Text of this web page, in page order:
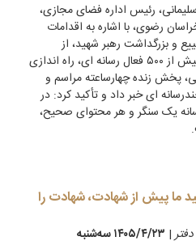
رئیس اداره فضای مجازی،
رضوی، با اشاره به اقدامات
و بزرگداشت رهبر شهید، از
برگزاری دوره های تخصصی برای بیش از ۵۰۰ فعال رسانه ای، راه اندازی
پخش زنده چهارساعته مراسم و
چندرسانه ای خبر داد و تأکید کرد: در
یک سنگر و هر محتوای صحیح،
ما پیش از شهادت، شهادت را
| ۱۴۰۵/۴/۲۳ سه‌شنبه